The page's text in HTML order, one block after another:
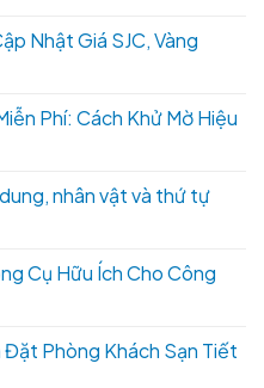
Nhật Giá SJC, Vàng
Phí: Cách Khử Mờ Hiệu
nhân vật và thứ tự
Cụ Hữu Ích Cho Công
Phòng Khách Sạn Tiết